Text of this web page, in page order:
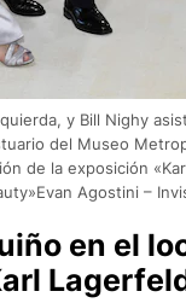
y Bill Nighy
del Museo
de la exposición
Agostini –
en el